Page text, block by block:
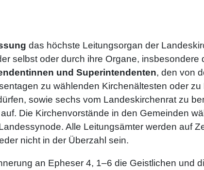
das höchste Leitungsorgan der
selbst oder durch ihre Organe, insbesondere
und Superintendenten, den von
zu wählenden Kirchenältesten oder
sowie sechs vom Landeskirchenrat zu
Die Kirchenvorstände in den Gemeinden
Alle Leitungsämter werden auf
nicht in der Überzahl sein.
an Epheser 4, 1–6 die Geistlichen und